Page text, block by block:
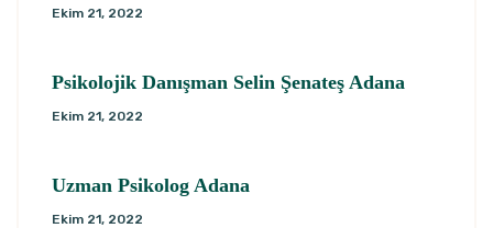
Ekim 21, 2022
Psikolojik Danışman Selin Şenateş Adana
Ekim 21, 2022
Uzman Psikolog Adana
Ekim 21, 2022